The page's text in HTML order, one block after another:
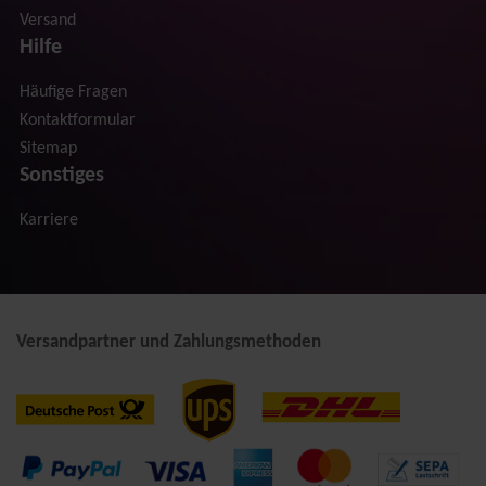
Versand
Hilfe
Häufige Fragen
Kontaktformular
Sitemap
Sonstiges
Karriere
Versandpartner und Zahlungsmethoden